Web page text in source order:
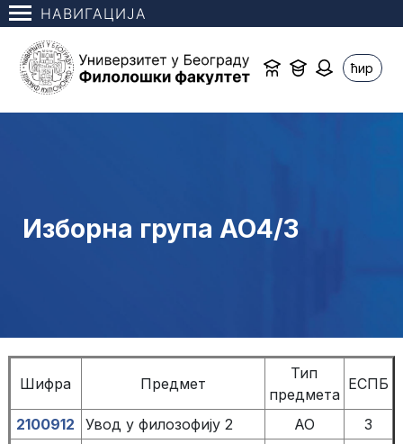
НАВИГАЦИЈА
ћир
Изборна група АО4/3
Шифра Предмет
Тип
предмета
ЕСПБ
2100912 Увод у филозофију 2 АО
3